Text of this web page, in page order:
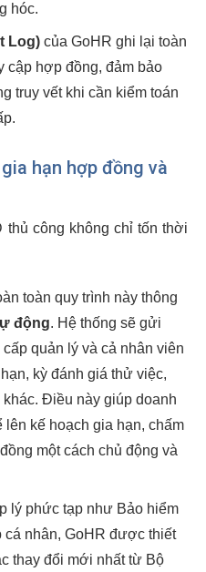
hóc.
Log) của GoHR ghi lại toàn
cập hợp đồng, đảm bảo
truy vết khi cần kiểm toán
hạn hợp đồng và
công không chỉ tốn thời
toàn quy trình này thông
động. Hệ thống sẽ gửi
quản lý và cả nhân viên
kỳ đánh giá thử việc,
khác. Điều này giúp doanh
kế hoạch gia hạn, chấm
một cách chủ động và
lý phức tạp như Bảo hiểm
cá nhân, GoHR được thiết
thay đổi mới nhất từ Bộ